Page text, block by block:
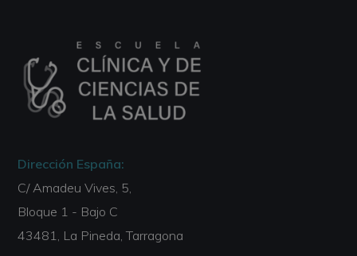
Dirección España:
C/ Amadeu Vives, 5,
Bloque 1 - Bajo C
43481, La Pineda, Tarragona